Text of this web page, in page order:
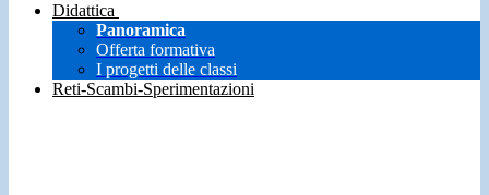
Didattica
Panoramica
Offerta formativa
I progetti delle classi
Reti-Scambi-Sperimentazioni